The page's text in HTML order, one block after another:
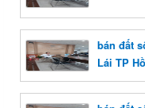
bán đất
Lái TP